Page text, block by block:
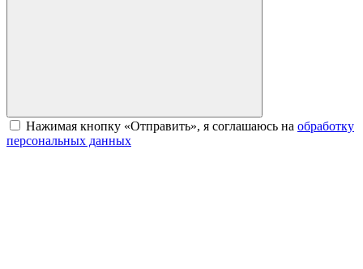
Нажимая кнопку «Отправить», я соглашаюсь на обработку
персональных данных